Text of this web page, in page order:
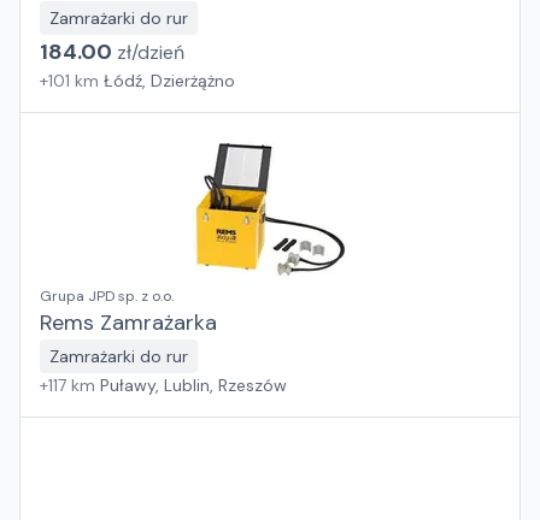
Zamrażarki do rur
184.00 zł/dzień
+101 km Łódź, Dzierżążno
Grupa JPD sp. z o.o.
Rems Zamrażarka
Zamrażarki do rur
+117 km Puławy, Lublin, Rzeszów